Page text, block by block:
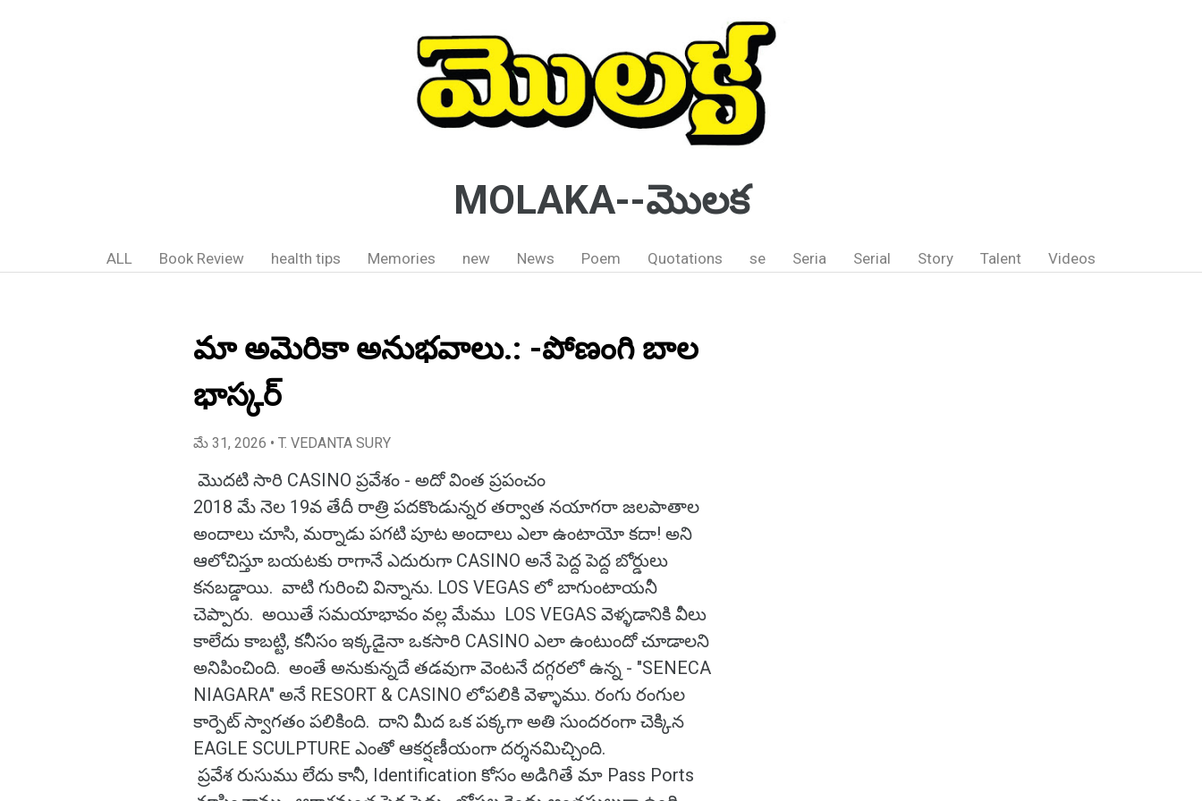
MOLAKA--మొలక
ALL Book Review health tips Memories new News Poem Quotations se Seria Serial Story Talent Videos
మా అమెరికా అనుభవాలు.: -పోణంగి బాల
భాస్కర్
మే 31, 2026 • T. VEDANTA SURY
మొదటి సారి CASINO ప్రవేశం - అదో వింత ప్రపంచం
2018 మే నెల 19వ తేదీ రాత్రి పదకొండున్నర తర్వాత నయాగరా జలపాతాల
అందాలు చూసి, మర్నాడు పగటి పూట అందాలు ఎలా ఉంటాయో కదా! అని
ఆలోచిస్తూ బయటకు రాగానే ఎదురుగా CASINO అనే పెద్ద పెద్ద బోర్డులు
కనబడ్డాయి. వాటి గురించి విన్నాను. LOS VEGAS లో బాగుంటాయనీ
చెప్పారు. అయితే సమయాభావం వల్ల మేము LOS VEGAS వెళ్ళడానికి వీలు
కాలేదు కాబట్టి, కనీసం ఇక్కడైనా ఒకసారి CASINO ఎలా ఉంటుందో చూడాలని
అనిపించింది. అంతే అనుకున్నదే తడవుగా వెంటనే దగ్గరలో ఉన్న - "SENECA
NIAGARA" అనే RESORT & CASINO లోపలికి వెళ్ళాము. రంగు రంగుల
కార్పెట్ స్వాగతం పలికింది. దాని మీద ఒక పక్కగా అతి సుందరంగా చెక్కిన
EAGLE SCULPTURE ఎంతో ఆకర్షణీయంగా దర్శనమిచ్చింది.
ప్రవేశ రుసుము లేదు కానీ, Identification కోసం అడిగితే మా Pass Ports